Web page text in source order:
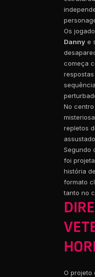
Os
Danny e
começa
No
repletos
Segundo
foi
história
formato
tanto no
O projeto